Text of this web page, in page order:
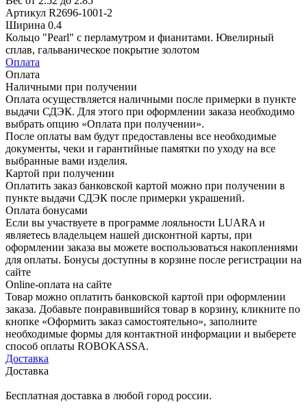
Артикул R2696-1001-2
Ширина 0.4
Кольцо "Pearl" с перламутром и фианитами. Ювелирный
сплав, гальваническое покрытие золотом
Оплата
Оплата
Наличными при получении
Оплата осуществляется наличными после примерки в пункте
выдачи СДЭК. Для этого при оформлении заказа необходимо
выбрать опцию «Оплата при получении».
После оплаты вам будут предоставлены все необходимые
документы, чеки и гарантийные памятки по уходу на все
выбранные вами изделия.
Картой при получении
Оплатить заказ банковской картой можно при получении в
пункте выдачи СДЭК после примерки украшений.
Оплата бонусами
Если вы участвуете в программе лояльности LUARA и
являетесь владельцем нашей дисконтной карты, при
оформлении заказа вы можете воспользоваться накоплениями
для оплаты. Бонусы доступны в корзине после регистрации на
сайте
Online-оплата на сайте
Товар можно оплатить банковской картой при оформлении
заказа. Добавьте понравившийся товар в корзину, кликните по
кнопке «Оформить заказ самостоятельно», заполните
необходимые формы для контактной информации и выберете
способ оплаты ROBOKASSA.
Доставка
Доставка
Бесплатная доставка в любой город россии.